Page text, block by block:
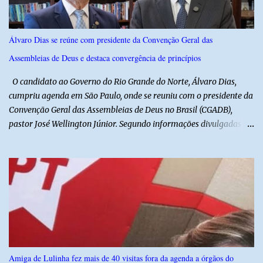
suspeitas antes da abordagem. Após a ação criminosa, a dupla
fugiu levando a caminhonete em direção ainda desconhecida. A
Polícia Militar foi acionada logo após o crime e realiza diligências
na região na tentativa de localizar o veículo e identificar os
autores do assalto. Qualquer informação que possa ajudar na
localização da caminhonete ou na identificação dos suspeitos pode
Álvaro Dias se reúne com presidente da Convenção Geral das
Assembleias de Deus e destaca convergência de princípios
O candidato ao Governo do Rio Grande do Norte, Álvaro Dias,
cumpriu agenda em São Paulo, onde se reuniu com o presidente da
Convenção Geral das Assembleias de Deus no Brasil (CGADB),
pastor José Wellington Júnior. Segundo informações divulgadas
político nacional e estadual. De acordo com a campanha de Álvaro
Dias, o pastor José Wellington Júnior manifestou apoio à
candidatura e ressaltou a importância da participação dos cristãos
no processo democrático, defendendo a valorização de princípios
como a defesa da família, o combate à corrupção, o
enfrentamento às drogas e a proteção da vida. Ainda segundo a
campanha, o líder religioso afirmou que levará sua orientação às
Amiga de Lulinha fez mais de 40 visitas fora da agenda a órgãos do